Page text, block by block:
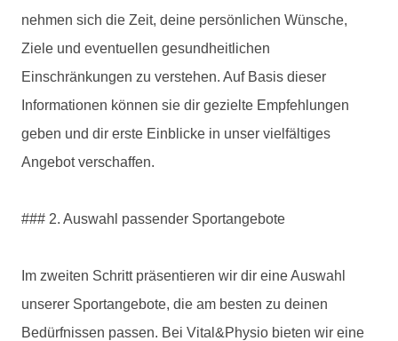
nehmen sich die Zeit, deine persönlichen Wünsche,
Ziele und eventuellen gesundheitlichen
Einschränkungen zu verstehen. Auf Basis dieser
Informationen können sie dir gezielte Empfehlungen
geben und dir erste Einblicke in unser vielfältiges
Angebot verschaffen.
### 2. Auswahl passender Sportangebote
Im zweiten Schritt präsentieren wir dir eine Auswahl
unserer Sportangebote, die am besten zu deinen
Bedürfnissen passen. Bei Vital&Physio bieten wir eine